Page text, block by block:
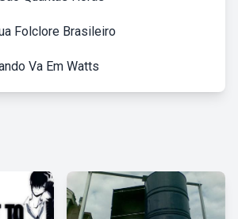
Folclore Brasileiro
Va Em Watts